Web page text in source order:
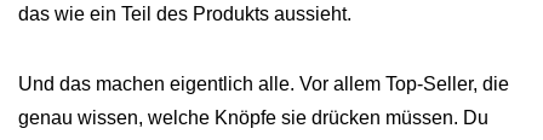
das wie ein Teil des Produkts aussieht.
Und das machen eigentlich alle. Vor allem Top-Seller, die
genau wissen, welche Knöpfe sie drücken müssen. Du